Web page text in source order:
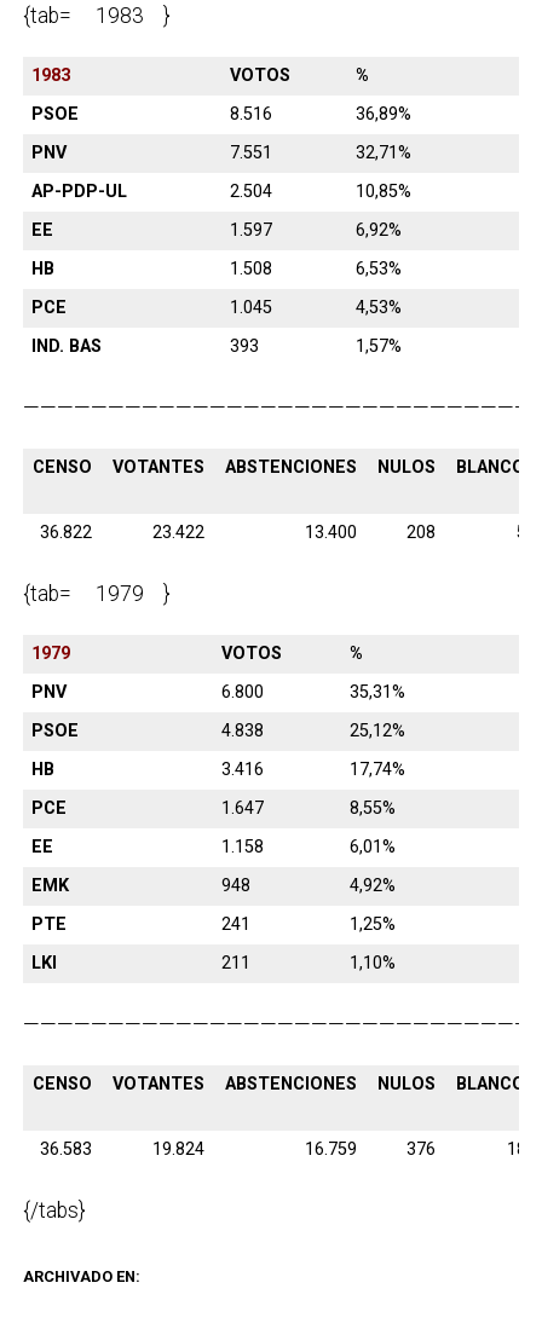
{tab= 1983 }
1983 VOTOS %
PSOE
8.516
36,89%
PNV
7.551
32,71%
AP-PDP-UL
2.504
10,85%
EE
1.597
6,92%
HB
1.508
6,53%
PCE
1.045
4,53%
IND. BAS
393 1,57%
CENSO VOTANTES ABSTENCIONES NULOS BLANCOS
36.822 23.422 13.400 208 58
{tab= 1979 }
1979 VOTOS %
PNV
6.800
35,31%
PSOE
4.838
25,12%
HB
3.416
17,74%
PCE
1.647
8,55%
EE
1.158
6,01%
EMK
948
4,92%
PTE
241
1,25%
LKI
211 1,10%
CENSO VOTANTES ABSTENCIONES NULOS BLANCOS
36.583 19.824 16.759 376 186
{/tabs}
ARCHIVADO EN: